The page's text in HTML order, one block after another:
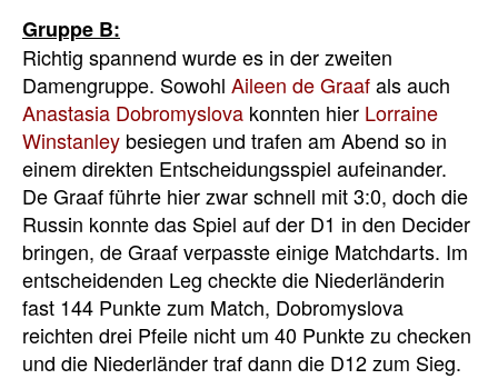
Gruppe B:
Richtig spannend wurde es in der zweiten
Damengruppe. Sowohl Aileen de Graafals auch
Anastasia Dobromyslova konnten hier Lorraine
Winstanley besiegen und trafen am Abend so in
einem direkten Entscheidungsspiel aufeinander.
De Graaf führte hier zwar schnell mit 3:0, doch die
Russin konnte das Spiel auf der D1 in den Decider
bringen, de Graaf verpasste einige Matchdarts. Im
entscheidenden Leg checkte die Niederländerin
fast 144 Punkte zum Match, Dobromyslova
reichten drei Pfeile nicht um 40 Punkte zu checken
und die Niederländer traf dann die D12 zum Sieg.